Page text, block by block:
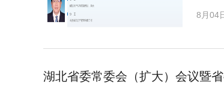
8月04
湖北省委常委会（扩大）会议暨